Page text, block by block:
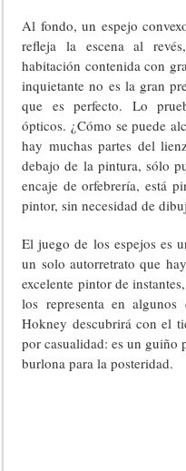
Al fondo, un espejo
refleja la escena al
habitación contenida con
inquietante no es la gran
que es perfecto. Lo
ópticos. ¿Cómo se puede
hay muchas partes del
debajo de la pintura, sólo
encaje de orfebrería, está
pintor, sin necesidad de
El juego de los espejos es
un solo autorretrato que
excelente pintor de
los representa en
Hokney descubrirá con el
por casualidad: es un guiño
burlona para la posteridad.